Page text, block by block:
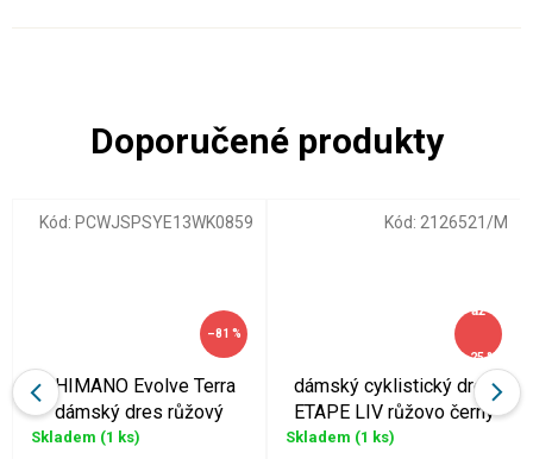
–81 %
SHIMANO Evolve Terra
dámský dres růžový
Skladem (1 ks)
Kód: PCWJSPSYE13WK0859
až
–25 %
dámský cyklistický dres
ETAPE LIV růžovo černý
Skladem (1 ks)
Kód: 2126521/M